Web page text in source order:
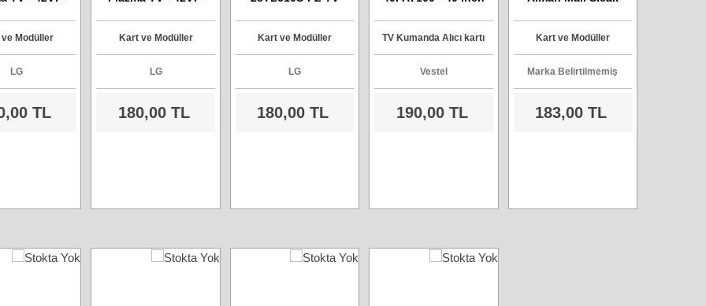
Modüller
LG
TL
Kart ve Modüller
LG
180,00 TL
Kart ve Modüller
LG
180,00 TL
TV Kumanda Alıcı kartı
Vestel
190,00 TL
Kart ve Modüller
Marka Belirtilmemiş
183,00 TL